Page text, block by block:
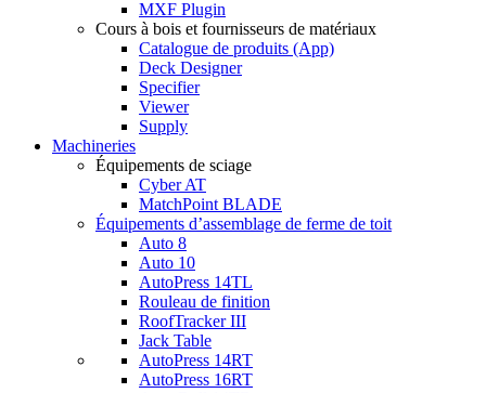
MXF Plugin
Cours à bois et fournisseurs de matériaux
Catalogue de produits (App)
Deck Designer
Specifier
Viewer
Supply
Machineries
Équipements de sciage
Cyber AT
MatchPoint BLADE
Équipements d’assemblage de ferme de toit
Auto 8
Auto 10
AutoPress 14TL
Rouleau de finition
RoofTracker III
Jack Table
AutoPress 14RT
AutoPress 16RT